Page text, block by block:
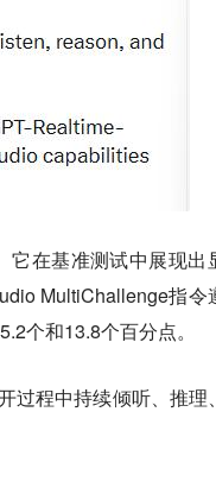
它在基准测试中展现出
MultiChallenge指令
个和13.8个百分点。
过程中持续倾听、推理